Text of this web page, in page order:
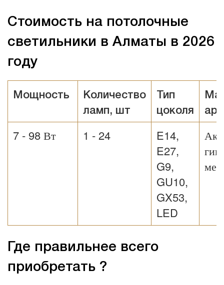
Стоимость на потолочные
светильники в Алматы в 2026
году
Мощность
Количество
ламп, шт
Тип
цоколя
7 - 98 Вт 1 - 24
E14,
E27,
G9,
GU10,
GX53,
LED
Где правильнее всего
приобретать ?